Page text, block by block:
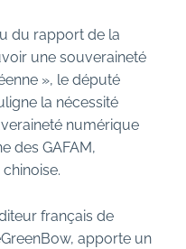
du rapport de la
une souveraineté
», le député
la nécessité
numérique
des GAFAM,
français de
apporte un